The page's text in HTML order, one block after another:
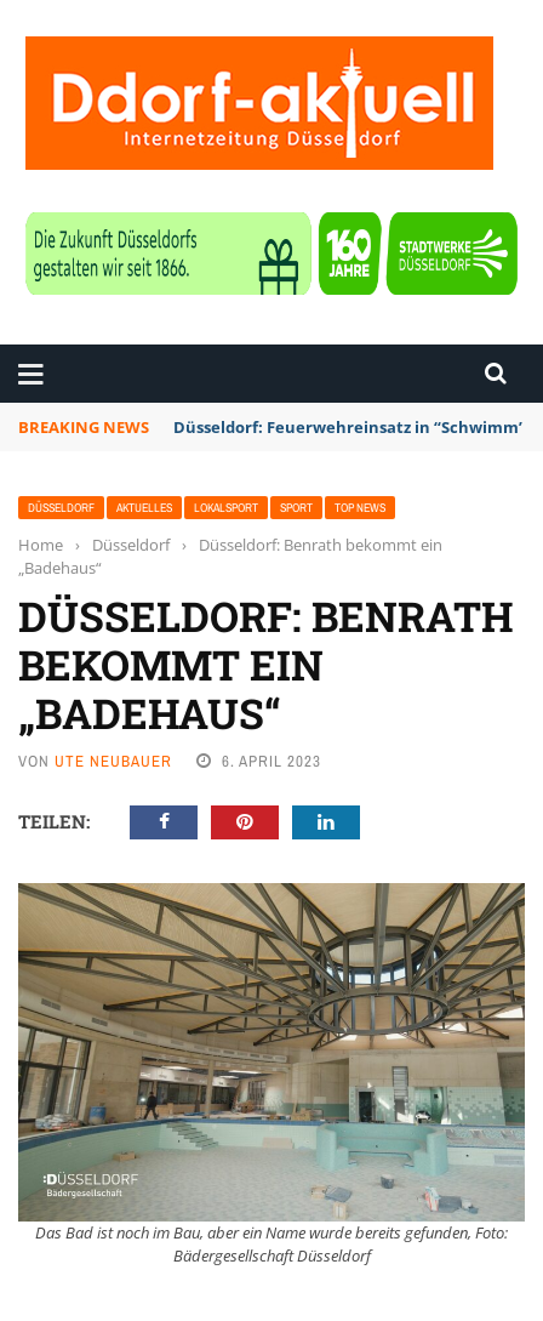
BREAKING NEWS Düsseldorf: Feuerwehreinsatz in “Schwimm’
DÜSSELDORF AKTUELLES LOKALSPORT SPORT TOP NEWS
Home › Düsseldorf ›
Düsseldorf: Benrath bekommt ein
„Badehaus“
DÜSSELDORF: BENRATH
BEKOMMT EIN
„BADEHAUS“
VON UTE NEUBAUER 6. APRIL 2023
TEILEN:
Das Bad ist noch im Bau, aber ein Name wurde bereits gefunden, Foto:
Bädergesellschaft Düsseldorf